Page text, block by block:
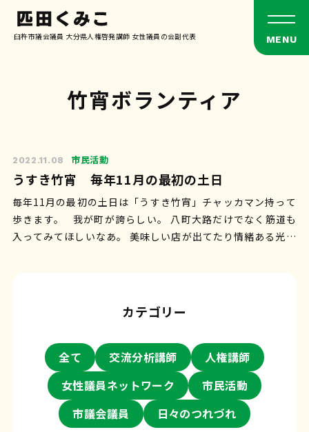
臼杵市議会議員 大分県人権啓発講師 女性議員の会副代表
竹宵ボランティア
2022.11.08 市民活動
うすき竹宵 毎年11月の最初の土日
毎年11月の最初の土日は「うすき竹宵」チャッカマン持って
歩きます。 我が町が誇らしい。 八町大路だけでなく筋道も
入ってみてほしいなあ。 美味しい店が出てたり情緒ある光景
カテゴリー
全て 交流分析講師
人権講師
女性議員ネットワーク
市民活動
市議会議員
日々のつれづれ